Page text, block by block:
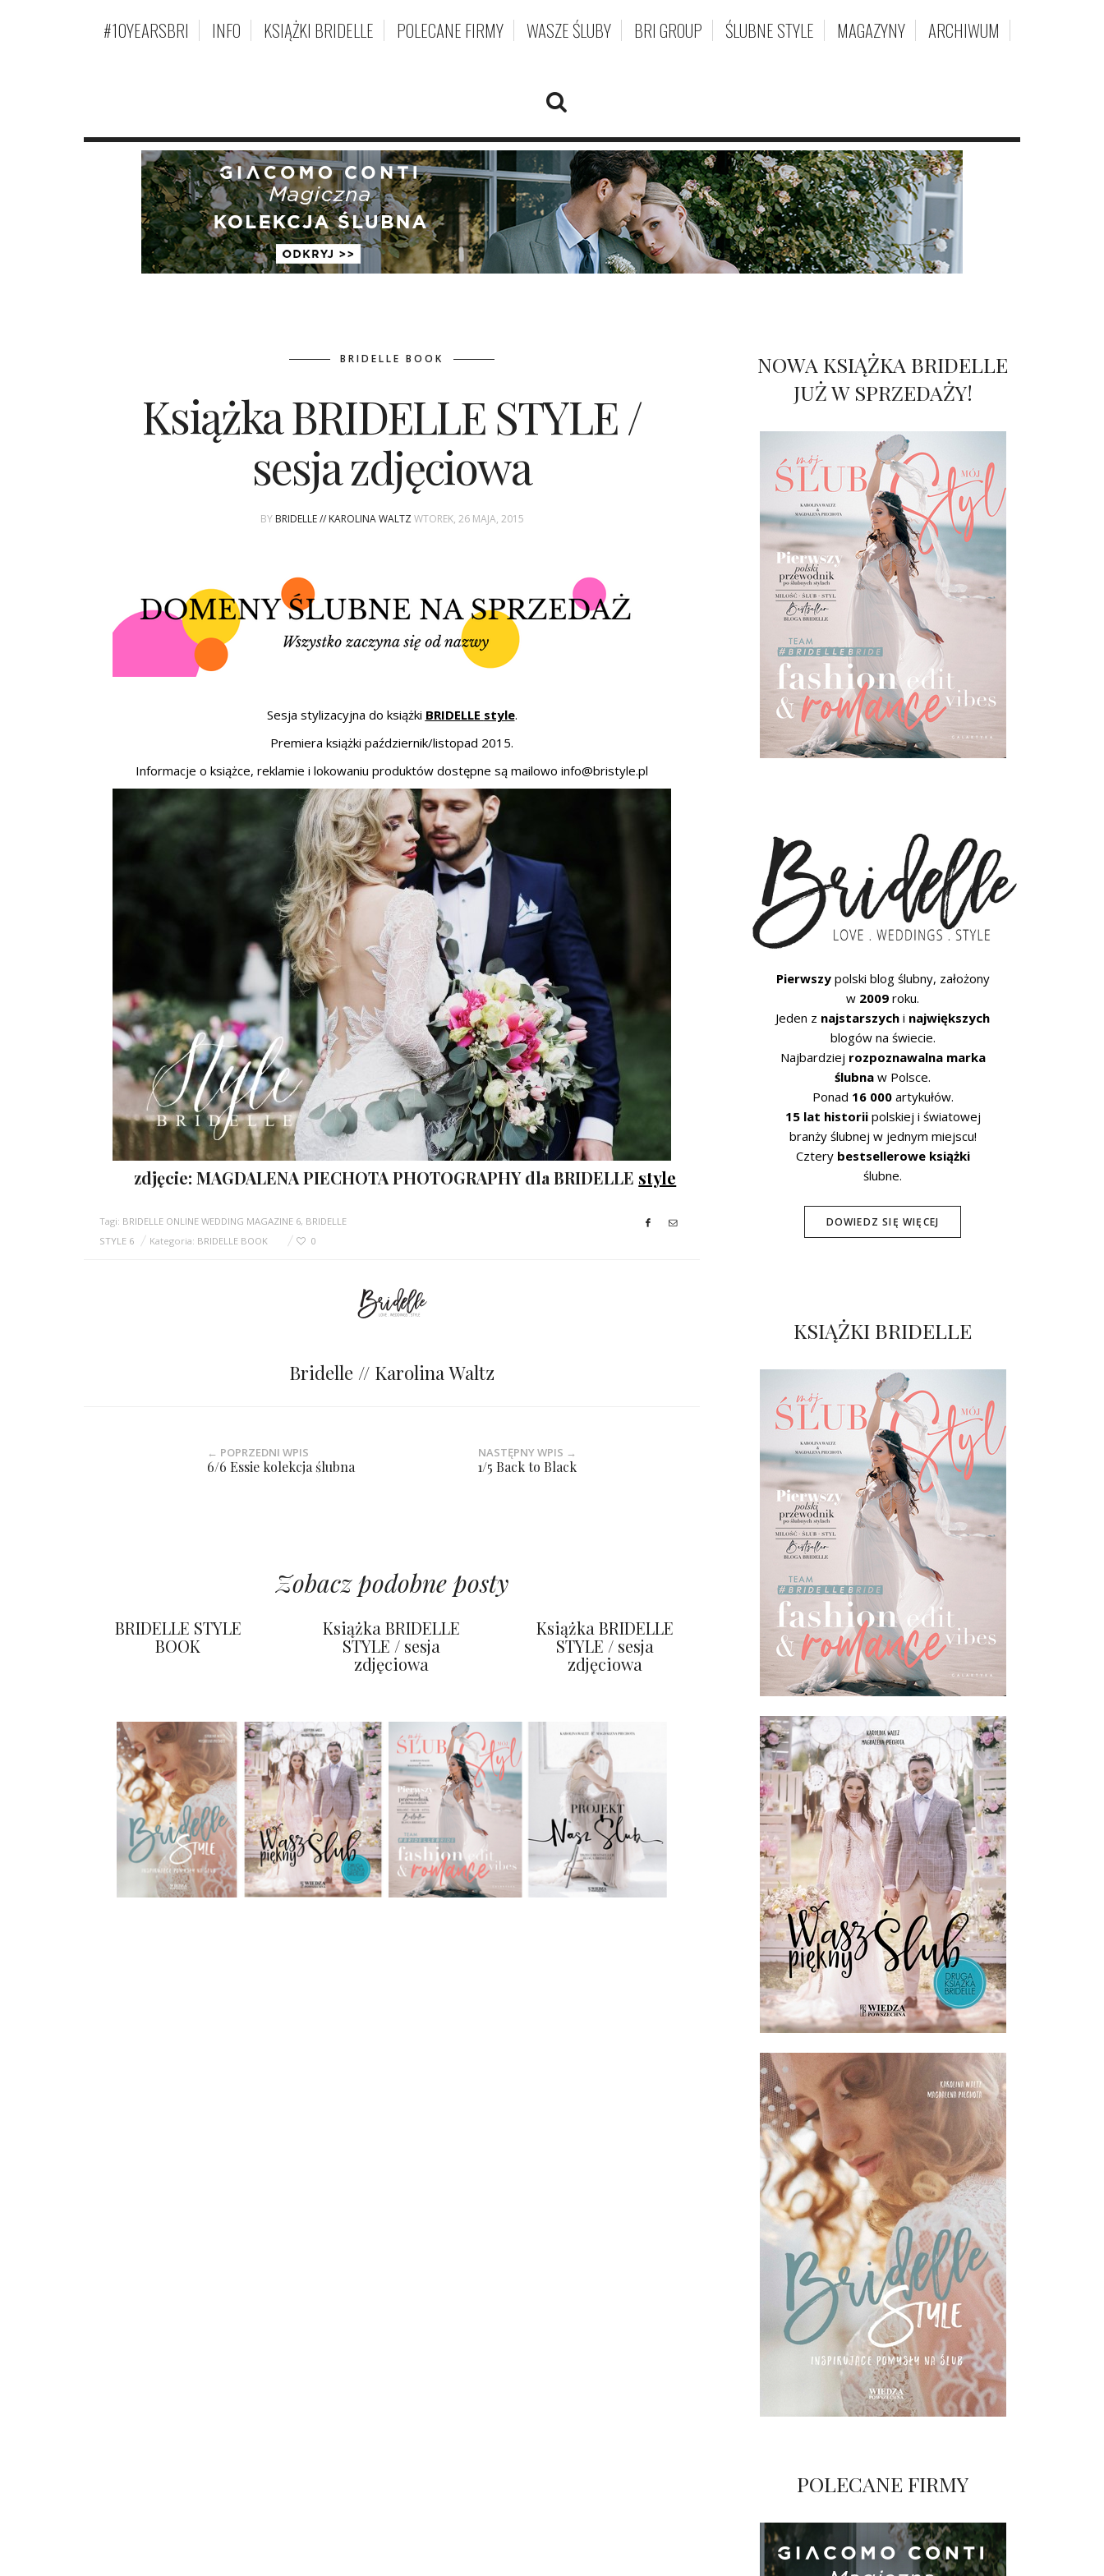
#10YEARSBRI INFO KSIĄŻKI BRIDELLE POLECANE FIRMY WASZE ŚLUBY BRI GROUP ŚLUBNE STYLE MAGAZYNY ARCHIWUM
BRIDELLE BOOK
Książka BRIDELLE STYLE /
sesja zdjęciowa
BY BRIDELLE // KAROLINA WALTZ WTOREK, 26 MAJA, 2015
Sesja stylizacyjna do książki BRIDELLE style.
Premiera książki październik/listopad 2015.
Informacje o książce, reklamie i lokowaniu produktów dostępne są mailowo info@bristyle.pl
zdjęcie: MAGDALENA PIECHOTA PHOTOGRAPHY dla BRIDELLE style
Tagi: BRIDELLE ONLINE WEDDING MAGAZINE 6, BRIDELLE
STYLE 6
Kategoria: BRIDELLE BOOK 0
Bridelle // Karolina Waltz
← POPRZEDNI WPIS
6/6 Essie kolekcja ślubna
NASTĘPNY WPIS →
1/5 Back to Black
Zobacz podobne posty
BRIDELLE STYLE
BOOK
Książka BRIDELLE
STYLE / sesja
zdjęciowa
Książka BRIDELLE
STYLE / sesja
zdjęciowa
NOWA KSIĄŻKA BRIDELLE
JUŻ W SPRZEDAŻY!
Pierwszypolski blog ślubny, założony
w 2009 roku.
Jeden z najstarszych i największych
blogów na świecie.
Najbardziej rozpoznawalna marka
ślubna w Polsce.
Ponad 16 000artykułów.
15 lat historiipolskiej i światowej
branży ślubnej w jednym miejscu!
Cztery bestsellerowe książki
ślubne.
DOWIEDZ SIĘ WIĘCEJ
KSIĄŻKI BRIDELLE
POLECANE FIRMY